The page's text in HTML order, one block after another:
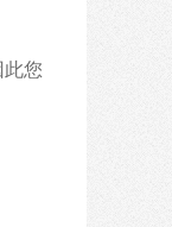
您